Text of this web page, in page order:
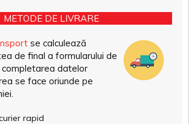
METODE DE LIVRARE
se calculează
de final a formularului de
completarea datelor
se face oriunde pe
rapid